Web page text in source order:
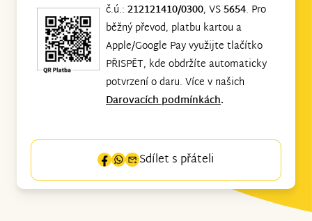
č.ú.:212121410/0300, VS5654. Pro
běžný převod, platbu kartou a
Apple/Google Pay využijte tlačítko
PŘISPĚT, kde obdržíte automaticky
potvrzení o daru. Více v našich
Darovacích podmínkách.
Sdílet s přáteli